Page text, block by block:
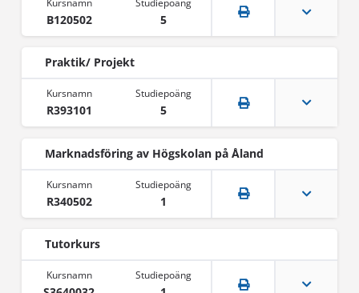
B120502 5
Praktik/ Projekt
R393101 5
Marknadsföring av Högskolan på Åland
R340502 1
Tutorkurs